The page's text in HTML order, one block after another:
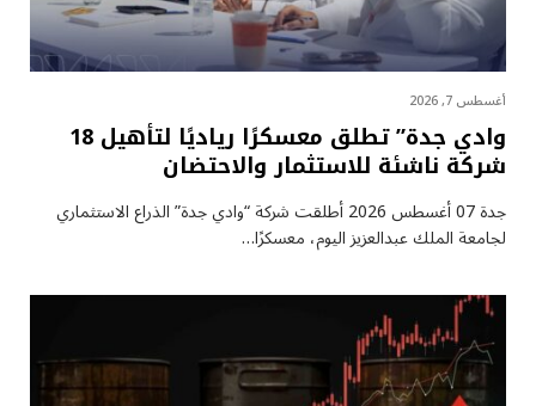
أغسطس 7, 2026
وادي جدة” تطلق معسكرًا رياديًا لتأهيل 18
شركة ناشئة للاستثمار والاحتضان
جدة 07 أغسطس 2026 أطلقت شركة “وادي جدة” الذراع الاستثماري
لجامعة الملك عبدالعزيز اليوم، معسكرًا…